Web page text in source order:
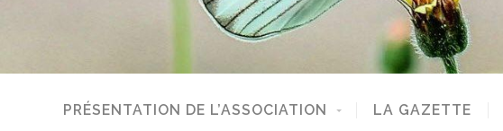
PRÉSENTATION DE L’ASSOCIATION LA GAZETTE